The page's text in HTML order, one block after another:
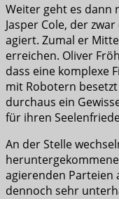
Weiter geht es dann
Jasper Cole, der
agiert. Zumal er
erreichen. Oliver
dass eine komplexe
mit Robotern
durchaus ein
für ihren
An der Stelle
agierenden Parteien
dennoch sehr